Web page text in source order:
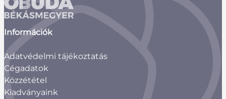
Információk
Adatvédelmi tájékoztatás
Cégadatok
Közzététel
Kiadványaink